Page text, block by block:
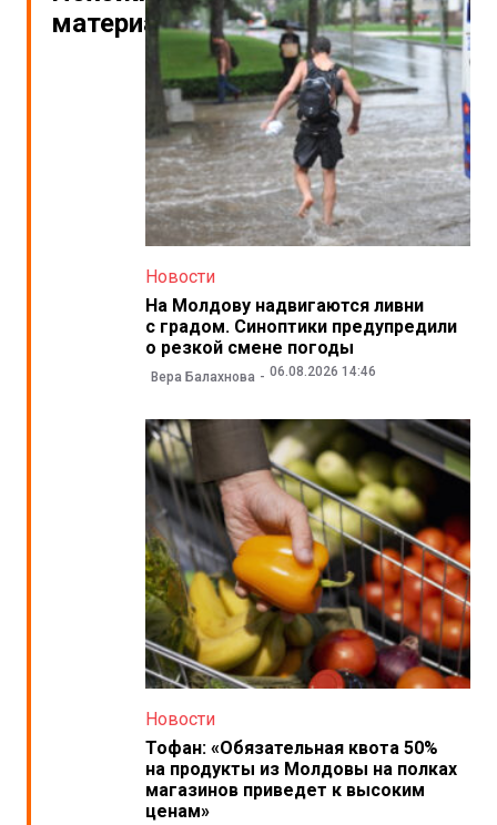
материалы
Новости
На Молдову надвигаются ливни
с градом. Синоптики предупредили
о резкой смене погоды
Вера Балахнова 06.08.2026 14:46
Новости
Тофан: «Обязательная квота 50%
на продукты из Молдовы на полках
магазинов приведет к высоким
ценам»